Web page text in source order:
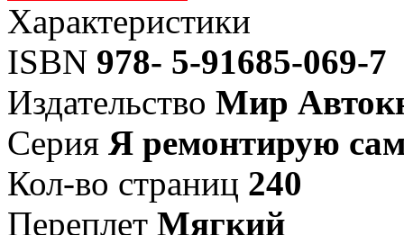
Характеристики
ISBN 978- 5-91685-069-7
Издательство Мир
Серия Я ремонтирую
Кол-во страниц 240
Переплет Мягкий